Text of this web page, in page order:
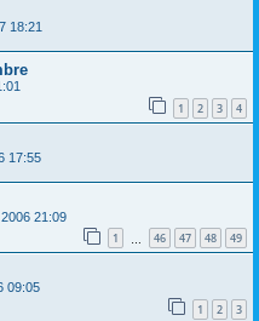
18:21
1 2 3 4
17:55
21:09
1 46 47 48 49
09:05
1 2 3